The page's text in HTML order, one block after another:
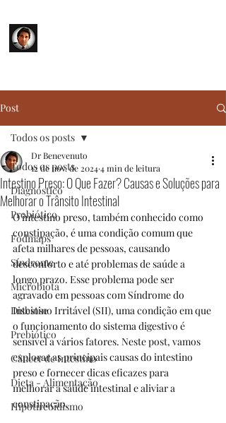
Post
Todos os posts
Diagnóstico
Probiótico
Fodmaps
Síndrome
Microbiota
Disbiose
Prebiótico
Câncer de Intestino
Dieta - Alimentação
Hipotireoidismo
Todos os posts
Intestino Preso: O Que Fazer? Causas e Soluções para
Melhorar o Trânsito Intestinal
Dr Benevenuto
12 de nov. de 20244 min de leitura
O intestino preso, também conhecido como
constipação, é uma condição comum que
afeta milhares de pessoas, causando
desconforto e até problemas de saúde a
longo prazo. Esse problema pode ser
agravado em pessoas com Síndrome do
Intestino Irritável (SII), uma condição em que
o funcionamento do sistema digestivo é
sensível a vários fatores. Neste post, vamos
explorar as principais causas do intestino
preso e fornecer dicas eficazes para
melhorar a saúde intestinal e aliviar a
constipação.